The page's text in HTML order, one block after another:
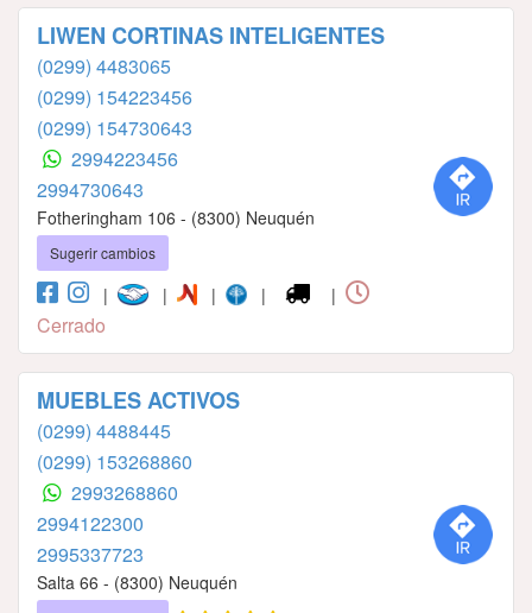
LIWEN CORTINAS INTELIGENTES
(0299) 4483065
(0299) 154223456
(0299) 154730643
2994223456
2994730643
Fotheringham 106 - (8300) Neuquén
Sugerir cambios
| | | | |
Cerrado
MUEBLES ACTIVOS
(0299) 4488445
(0299) 153268860
2993268860
2994122300
2995337723
Salta 66 - (8300) Neuquén